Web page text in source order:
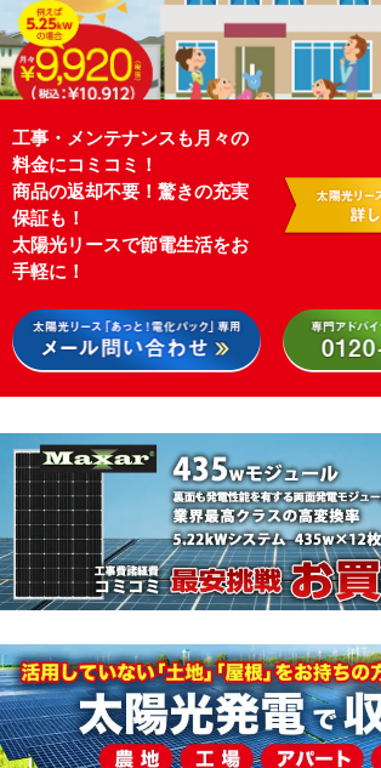
工事・メンテナンスも月々の
料金にコミコミ！
商品の返却不要！驚きの充実
保証も！
太陽光リースで節電生活をお
手軽に！